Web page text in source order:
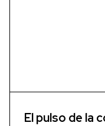
El pulso de la